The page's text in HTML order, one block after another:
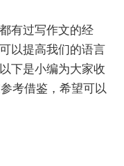
有过写作文的经
以提高我们的语言
下是小编为大家收
考借鉴，希望可以